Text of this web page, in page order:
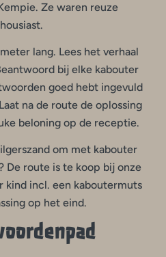
Ze waren reuze
lang. Lees het verhaal
bij elke kabouter
goed hebt ingevuld
na de route de oplossing
beloning op de receptie.
om met kabouter
De route is te koop bij onze
incl. een kaboutermuts
op het eind.